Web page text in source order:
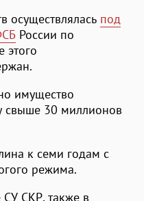
осуществлялась под
России по
этого
имущество
свыше 30 миллионов
к семи годам с
режима.
СУ СКР, также в